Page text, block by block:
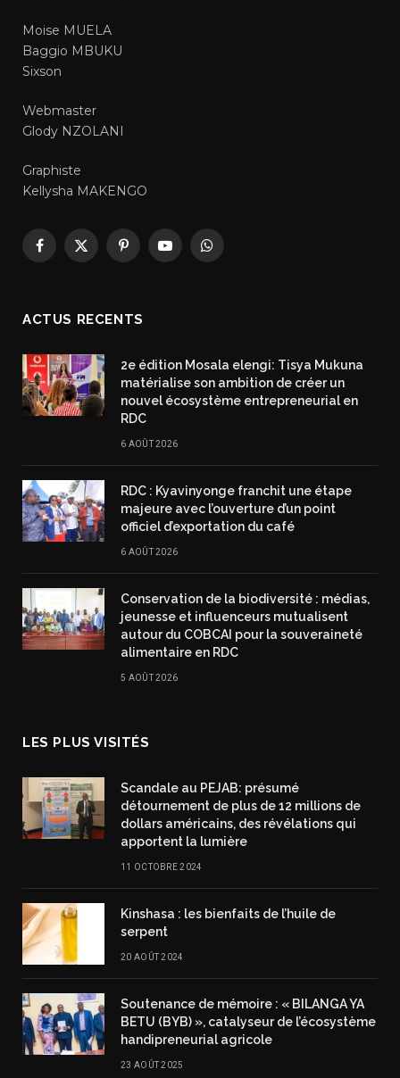
Moise MUELA
Baggio MBUKU
Sixson
Webmaster
Glody NZOLANI
Graphiste
Kellysha MAKENGO
Facebook
X
PinterestYouTubeWhatsApp
ACTUS RECENTS
2e édition Mosala elengi: Tisya Mukuna
matérialise son ambition de créer un
nouvel écosystème entrepreneurial en
RDC
6 AOÛT 2026
RDC : Kyavinyonge franchit une étape
majeure avec l’ouverture d’un point
officiel d’exportation du café
6 AOÛT 2026
Conservation de la biodiversité : médias,
jeunesse et influenceurs mutualisent
autour du COBCAI pour la souveraineté
alimentaire en RDC
5 AOÛT 2026
LES PLUS VISITÉS
Scandale au PEJAB: présumé
détournement de plus de 12 millions de
dollars américains, des révélations qui
apportent la lumière
11 OCTOBRE 2024
Kinshasa : les bienfaits de l’huile de
serpent
20 AOÛT 2024
Soutenance de mémoire : « BILANGA YA
BETU (BYB) », catalyseur de l’écosystème
handipreneurial agricole
23 AOÛT 2025